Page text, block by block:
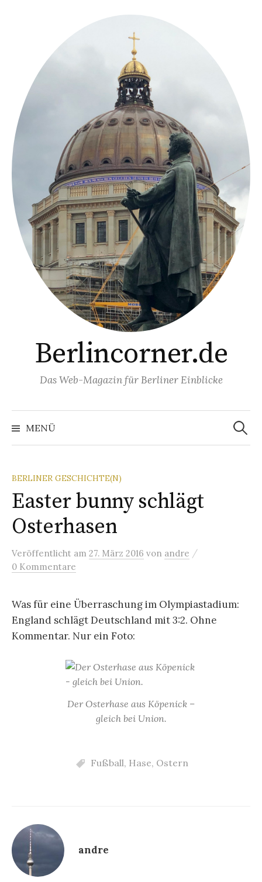
Berlincorner.de
Das Web-Magazin für Berliner Einblicke
MENÜ
Suchen
nach:
BERLINER GESCHICHTE(N)
Easter bunny schlägt
Osterhasen
Veröffentlicht am 27. März 2016 von andre /
0 Kommentare
Was für eine Überraschung im Olympiastadium:
England schlägt Deutschland mit 3:2. Ohne
Kommentar. Nur ein Foto:
Der Osterhase aus Köpenick –
gleich bei Union.
Fußball, Hase, Ostern
andre